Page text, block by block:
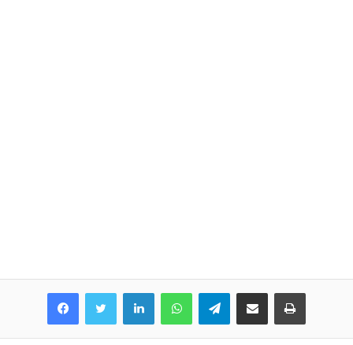
LinkedInWhatsAppTelegramShare via Email Print